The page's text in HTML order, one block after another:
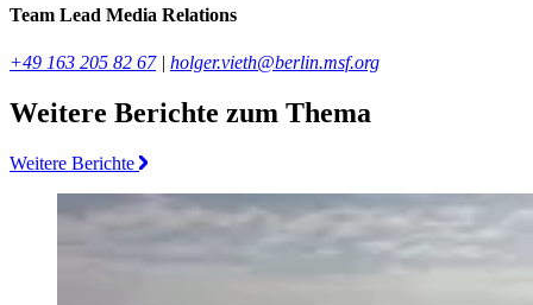
Team Lead Media Relations
+49 163 205 82 67 | holger.vieth@berlin.msf.org
Weitere Berichte zum Thema
Weitere Berichte